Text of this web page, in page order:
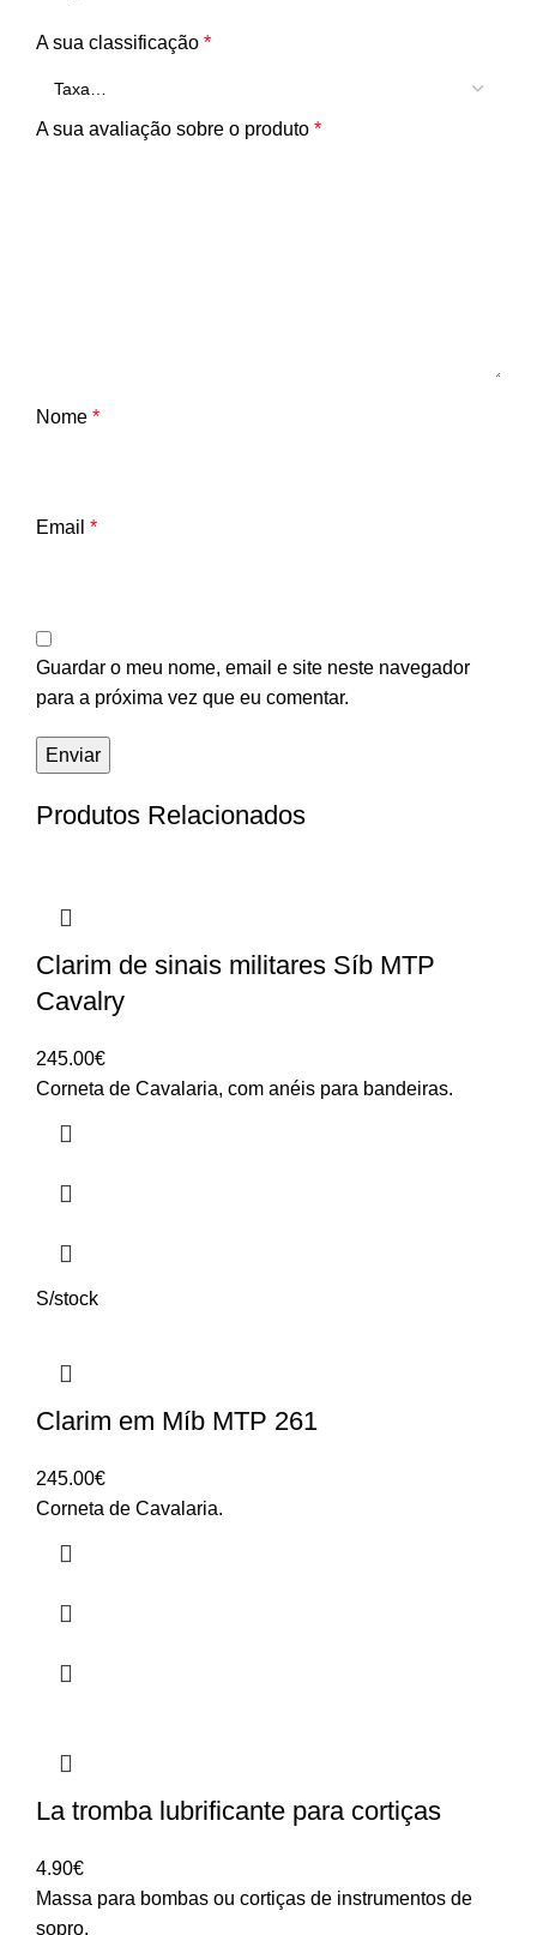
A sua classificação *
A sua avaliação sobre o produto *
Nome *
Email *
Guardar o meu nome, email e site neste navegador
para a próxima vez que eu comentar.
Produtos Relacionados
Clarim de sinais militares Síb MTP
Cavalry
245.00€
Corneta de Cavalaria, com anéis para bandeiras.
S/stock
Clarim em Míb MTP 261
245.00€
Corneta de Cavalaria.
La tromba lubrificante para cortiças
4.90€
Massa para bombas ou cortiças de instrumentos de
sopro.